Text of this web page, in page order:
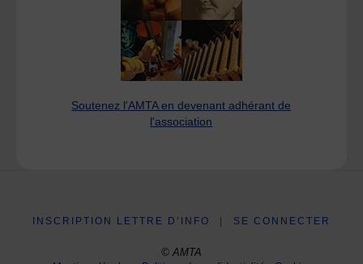
Soutenez l'AMTA en devenant adhérant de
l'association
INSCRIPTION LETTRE D’INFO SE CONNECTER
© AMTA